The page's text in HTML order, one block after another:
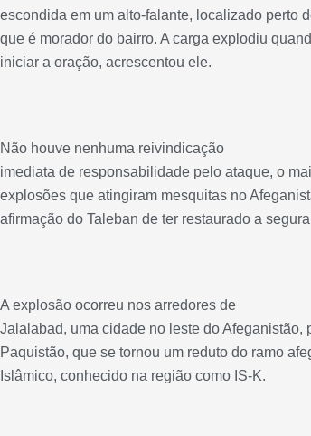
escondida em um alto-falante, localizado perto
que é morador do bairro. A carga explodiu
iniciar a oração, acrescentou ele.
Não houve nenhuma reivindicação
imediata de responsabilidade pelo ataque, o
explosões que atingiram mesquitas no
afirmação do Taleban de ter restaurado a
A explosão ocorreu nos arredores de
Jalalabad, uma cidade no leste do Afeganistão,
Paquistão, que se tornou um reduto do ramo
Islâmico, conhecido na região como IS-K.